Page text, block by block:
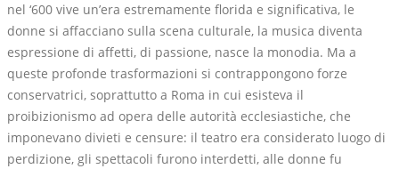
nel ‘600 vive un’era estremamente florida e significativa, le
donne si affacciano sulla scena culturale, la musica diventa
espressione di affetti, di passione, nasce la monodia. Ma a
queste profonde trasformazioni si contrappongono forze
conservatrici, soprattutto a Roma in cui esisteva il
proibizionismo ad opera delle autorità ecclesiastiche, che
imponevano divieti e censure: il teatro era considerato luogo di
perdizione, gli spettacoli furono interdetti, alle donne fu